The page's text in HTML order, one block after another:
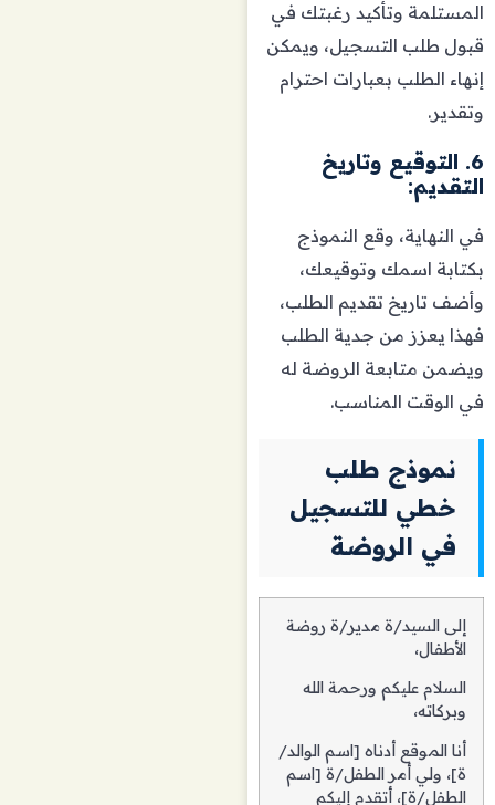
المستلمة وتأكيد رغبتك في
قبول طلب التسجيل، ويمكن
إنهاء الطلب بعبارات احترام
وتقدير.
6. التوقيع وتاريخ
التقديم:
في النهاية، وقع النموذج
بكتابة اسمك وتوقيعك،
وأضف تاريخ تقديم الطلب،
فهذا يعزز من جدية الطلب
ويضمن متابعة الروضة له
في الوقت المناسب.
نموذج طلب
خطي للتسجيل
في الروضة
إلى السيد/ة مدير/ة روضة
الأطفال،
السلام عليكم ورحمة الله
وبركاته،
أنا الموقع أدناه [اسم الوالد/
ة]، ولي أمر الطفل/ة [اسم
الطفل/ة]، أتقدم إليكم